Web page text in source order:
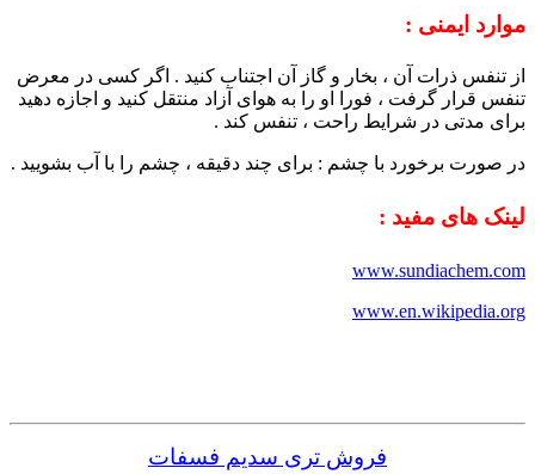
موارد ایمنی :
از تنفس ذرات آن ، بخار و گاز آن اجتناب کنید . اگر کسی در معرض
تنفس قرار گرفت ، فورا او را به هوای آزاد منتقل کنید و اجازه دهید
برای مدتی در شرایط راحت ، تنفس کند .
در صورت برخورد با چشم : برای چند دقیقه ، چشم را با آب بشویید .
لینک های مفید :
www.sundiachem.com
www.en.wikipedia.org
فروش تری سدیم فسفات